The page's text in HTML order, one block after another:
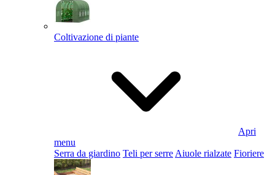
Coltivazione di piante
Apri
menu
Serra da giardino Teli per serre Aiuole rialzate Fioriere